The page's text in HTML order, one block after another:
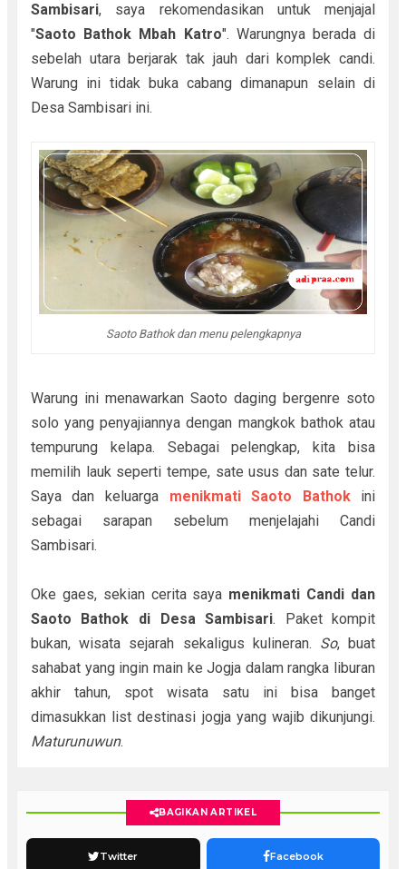
Sambisari, saya rekomendasikan untuk menjajal
"Saoto Bathok Mbah Katro". Warungnya berada di
sebelah utara berjarak tak jauh dari komplek candi.
Warung ini tidak buka cabang dimanapun selain di
Desa Sambisari ini.
Saoto Bathok dan menu pelengkapnya
Warung ini menawarkan Saoto daging bergenre soto
solo yang penyajiannya dengan mangkok bathok atau
tempurung kelapa. Sebagai pelengkap, kita bisa
memilih lauk seperti tempe, sate usus dan sate telur.
Saya dan keluarga menikmati Saoto Bathokini
sebagai sarapan sebelum menjelajahi Candi
Sambisari.
Oke gaes, sekian cerita saya menikmati Candi dan
Saoto Bathok di Desa Sambisari. Paket kompit
bukan, wisata sejarah sekaligus kulineran. So, buat
sahabat yang ingin main ke Jogja dalam rangka liburan
akhir tahun, spot wisata satu ini bisa banget
dimasukkan list destinasi jogja yang wajib dikunjungi.
Maturunuwun.
BAGIKAN ARTIKEL
Twitter Facebook